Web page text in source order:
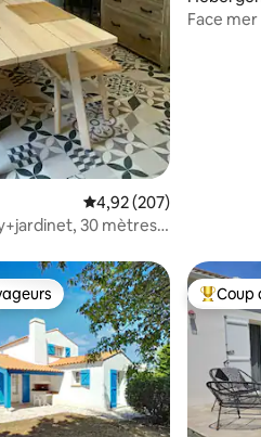
165 commentaires : 4,98 sur 5
Évaluation moyenne
4,92 (207)
30 mètres
Coups
Coup